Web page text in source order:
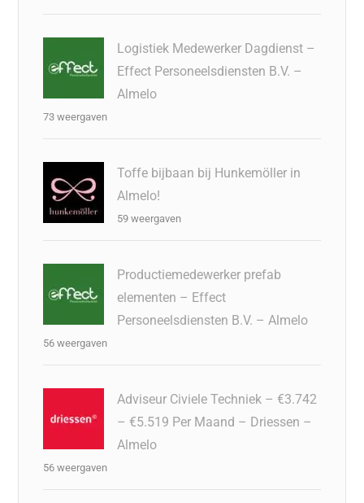
Logistiek Medewerker Dagdienst –
Effect Personeelsdiensten B.V. –
Almelo
73 weergaven
Toffe bijbaan bij Hunkemöller in
Almelo!
59 weergaven
Productiemedewerker prefab
elementen – Effect
Personeelsdiensten B.V. – Almelo
56 weergaven
Adviseur Civiele Techniek – €3.742
– €5.519 Per Maand – Driessen –
Almelo
56 weergaven